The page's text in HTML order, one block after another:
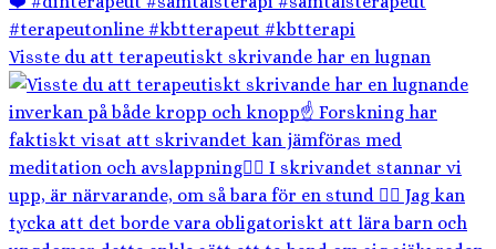
Visste du att terapeutiskt skrivande har en lugnan